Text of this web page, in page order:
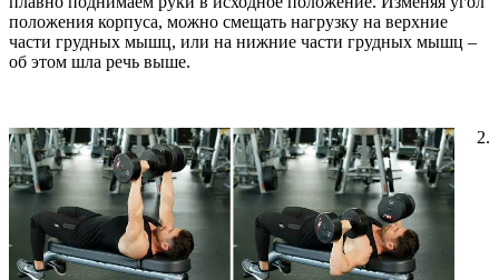
положения корпуса, можно смещать нагрузку на верхние
части грудных мышц, или на нижние части грудных мышц –
об этом шла речь выше.
2.